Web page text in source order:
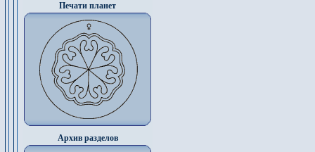
Печати планет
Архив разделов